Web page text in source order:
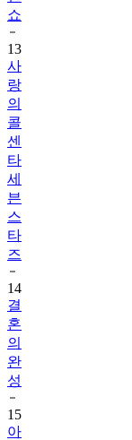
쇼
13
사
랑
의
콜
센
타
세
븐
스
타
즈
14
결
혼
의
완
성
15
아